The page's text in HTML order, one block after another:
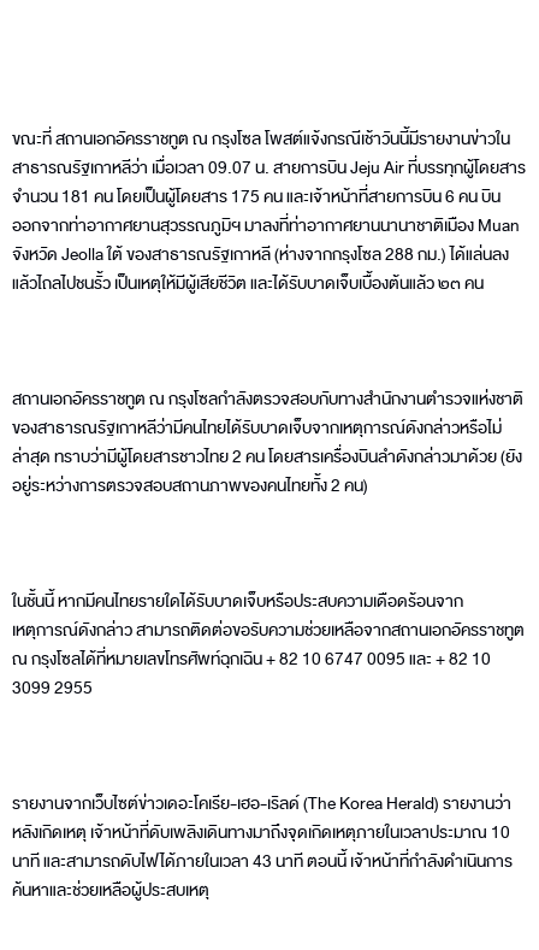
ขณะที่ สถานเอกอัครราชทูต ณ กรุงโซล โพสต์แจ้งกรณีเช้าวันนี้มีรายงานข่าวใน
สาธารณรัฐเกาหลีว่า เมื่อเวลา 09.07 น. สายการบิน Jeju Air ที่บรรทุกผู้โดยสาร
จำนวน 181 คน โดยเป็นผู้โดยสาร 175 คน และเจ้าหน้าที่สายการบิน 6 คน บิน
ออกจากท่าอากาศยานสุวรรณภูมิฯ มาลงที่ท่าอากาศยานนานาชาติเมือง Muan
จังหวัด Jeolla ใต้ ของสาธารณรัฐเกาหลี (ห่างจากกรุงโซล 288 กม.) ได้แล่นลง
แล้วไถลไปชนรั้ว เป็นเหตุให้มีผู้เสียชีวิต และได้รับบาดเจ็บเบื้องต้นแล้ว ๒๓ คน
สถานเอกอัครราชทูต ณ กรุงโซลกำลังตรวจสอบกับทางสำนักงานตำรวจแห่งชาติ
ของสาธารณรัฐเกาหลีว่ามีคนไทยได้รับบาดเจ็บจากเหตุการณ์ดังกล่าวหรือไม่
ล่าสุด ทราบว่ามีผู้โดยสารชาวไทย 2 คน โดยสารเครื่องบินลำดังกล่าวมาด้วย (ยัง
อยู่ระหว่างการตรวจสอบสถานภาพของคนไทยทั้ง 2 คน)
ในชั้นนี้ หากมีคนไทยรายใดได้รับบาดเจ็บหรือประสบความเดือดร้อนจาก
เหตุการณ์ดังกล่าว สามารถติดต่อขอรับความช่วยเหลือจากสถานเอกอัครราชทูต
ณ กรุงโซลได้ที่หมายเลขโทรศัพท์ฉุกเฉิน + 82 10 6747 0095 และ + 82 10
3099 2955
รายงานจากเว็บไซต์ข่าวเดอะโคเรีย-เฮอ-เริลด์ (The Korea Herald) รายงานว่า
หลังเกิดเหตุ เจ้าหน้าที่ดับเพลิงเดินทางมาถึงจุดเกิดเหตุภายในเวลาประมาณ 10
นาที และสามารถดับไฟได้ภายในเวลา 43 นาที ตอนนี้ เจ้าหน้าที่กำลังดำเนินการ
ค้นหาและช่วยเหลือผู้ประสบเหตุ